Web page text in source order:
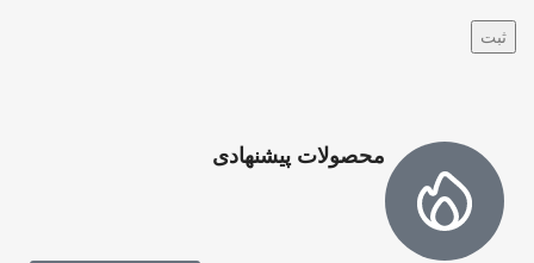
محصولات پیشنهادی